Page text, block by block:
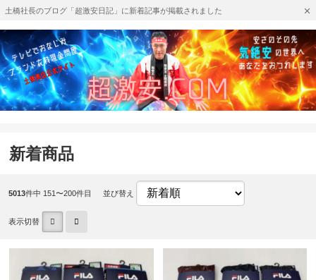
土橋社長のブログ「超激安日記」に新着記事が掲載されました
新着商品
5013件中 151〜200件目 並び替え
表示切替